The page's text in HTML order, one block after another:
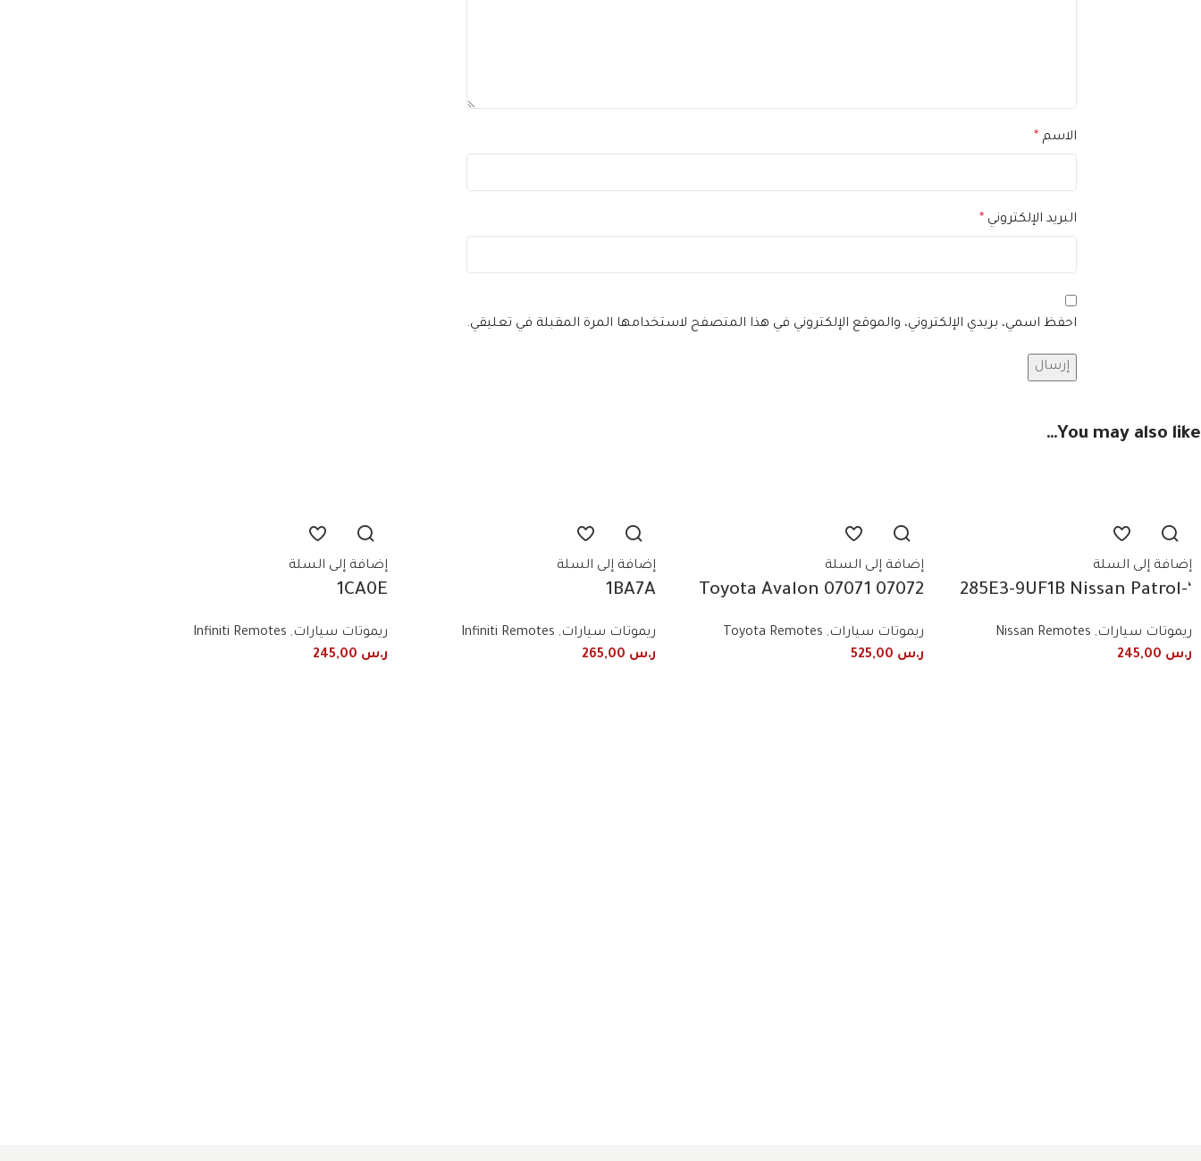
الاسم *
البريد الإلكتروني *
احفظ اسمي، بريدي الإلكتروني، والموقع الإلكتروني في هذا المتصفح لاستخدامها المرة المقبلة في تعليقي.
You may also like…
إضافة إلى السلة
‘-285E3-9UF1B Nissan Patrol
2019+2020 3 Button Smart
ريموتات سيارات,
Nissan Remotes
ر.س
إضافة إلى السلة
07072 07071 Toyota Avalon
frequency 443 MHz 4
ريموتات سيارات,
Toyota Remotes
ر.س
إضافة إلى السلة
1BA7A
Nissan Infiniti 2008+2017 3-
ريموتات سيارات,
Infiniti Remotes
ر.س
إضافة إلى السلة
1CA0E
Nissan Infiniti 2012+2018 3
ريموتات سيارات,
Infiniti Remotes
ر.س